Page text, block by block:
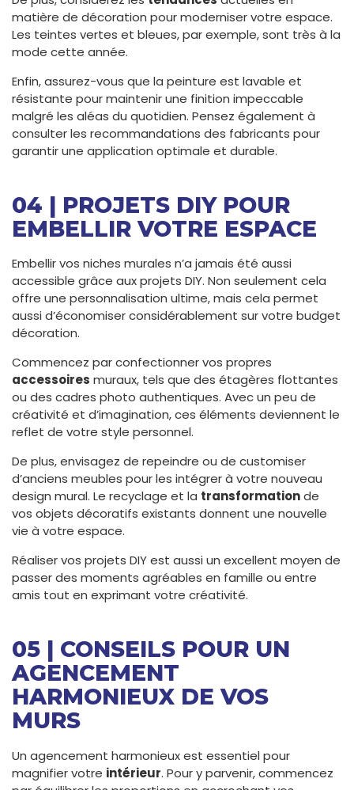
matière de décoration pour moderniser votre espace.
Les teintes vertes et bleues, par exemple, sont très à la
mode cette année.
Enfin, assurez-vous que la peinture est lavable et
résistante pour maintenir une finition impeccable
malgré les aléas du quotidien. Pensez également à
consulter les recommandations des fabricants pour
garantir une application optimale et durable.
04 | PROJETS DIY POUR
EMBELLIR VOTRE ESPACE
Embellir vos niches murales n’a jamais été aussi
accessible grâce aux projets DIY. Non seulement cela
offre une personnalisation ultime, mais cela permet
aussi d’économiser considérablement sur votre budget
décoration.
Commencez par confectionner vos propres
accessoires muraux, tels que des étagères flottantes
ou des cadres photo authentiques. Avec un peu de
créativité et d’imagination, ces éléments deviennent le
reflet de votre style personnel.
De plus, envisagez de repeindre ou de customiser
d’anciens meubles pour les intégrer à votre nouveau
design mural. Le recyclage et la transformationde
vos objets décoratifs existants donnent une nouvelle
vie à votre espace.
Réaliser vos projets DIY est aussi un excellent moyen de
passer des moments agréables en famille ou entre
amis tout en exprimant votre créativité.
05 | CONSEILS POUR UN
AGENCEMENT
HARMONIEUX DE VOS
MURS
Un agencement harmonieux est essentiel pour
magnifier votre intérieur. Pour y parvenir, commencez